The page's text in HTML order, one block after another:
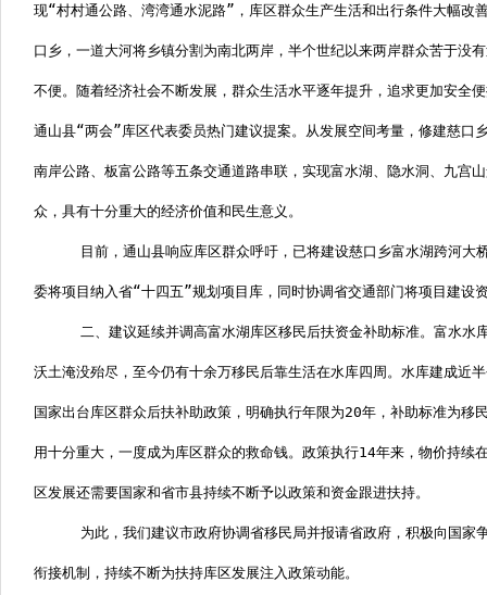
现“村村通公路、湾湾通水泥路”，库区群众生产生活和出行条件大幅
口乡，一道大河将乡镇分割为南北两岸，半个世纪以来两岸群众苦于没
不便。随着经济社会不断发展，群众生活水平逐年提升，追求更加安全
通山县“两会”库区代表委员热门建议提案。从发展空间考量，修建慈
南岸公路、板富公路等五条交通道路串联，实现富水湖、隐水洞、九宫
众，具有十分重大的经济价值和民生意义。
目前，通山县响应库区群众呼吁，已将建设慈口乡富水湖跨河
委将项目纳入省“十四五”规划项目库，同时协调省交通部门将项目建设
二、建议延续并调高富水湖库区移民后扶资金补助标准。 富水水
沃土淹没殆尽，至今仍有十余万移民后靠生活在水库四周。水库建成近
国家出台库区群众后扶补助政策，明确执行年限为20年，补助标准为移
用十分重大，一度成为库区群众的救命钱。政策执行14年来，物价持续
区发展还需要国家和省市县持续不断予以政策和资金跟进扶持。
为此，我们建议市政府协调省移民局并报请省政府，积极向国家
衔接机制，持续不断为扶持库区发展注入政策动能。